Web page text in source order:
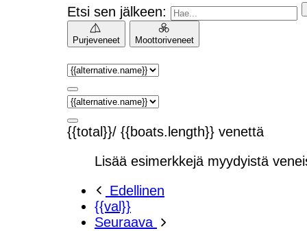
Etsi sen jälkeen:
Purjeveneet Moottoriveneet
{{total}}/ {{boats.length}} venettä
Lisää esimerkkejä myydyistä
Edellinen
{{val}}
Seuraava